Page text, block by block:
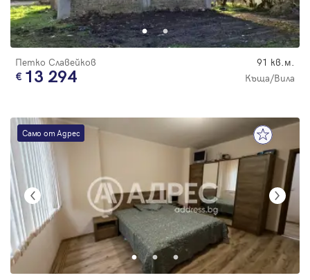
Петко Славейков 91 кв.м.
13 294 Къща/Вила
Само от Адрес
Парола
Забравена парола